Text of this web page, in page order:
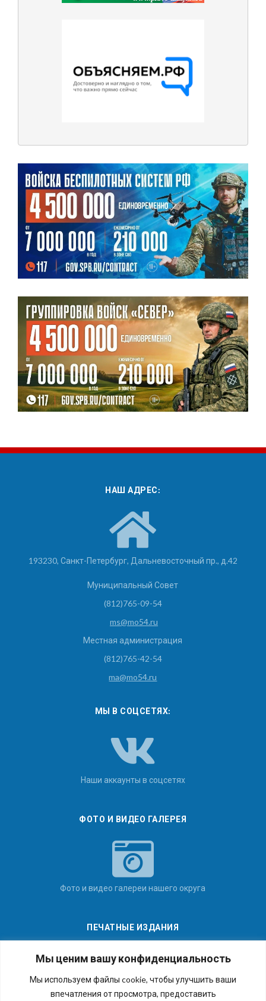
Мы ценим вашу конфиденциальность
Мы используем файлы cookie, чтобы улучшить ваши
впечатления от просмотра, предоставить
НАШ АДРЕС:
193230, Санкт-Петербург, Дальневосточный пр., д.42
Муниципальный Совет
(812)765-09-54
ms@mo54.ru
Местная администрация
(812)765-42-54
ma@mo54.ru
МЫ В СОЦСЕТЯХ:
Наши аккаунты в соцсетях
ФОТО И ВИДЕО ГАЛЕРЕЯ
Фото и видео галереи нашего округа
ПЕЧАТНЫЕ ИЗДАНИЯ
Последние номера наших газет